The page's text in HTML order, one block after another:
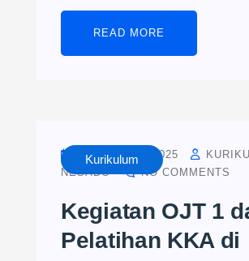
READ MORE
Kurikulum
OCTOBER 2, 2025
NESADO
NO COMMENTS
Kegiatan OJT 1
Pelatihan KKA di